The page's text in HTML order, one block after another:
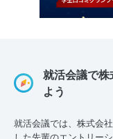
就活会議で
よう
就活会議では、株式会